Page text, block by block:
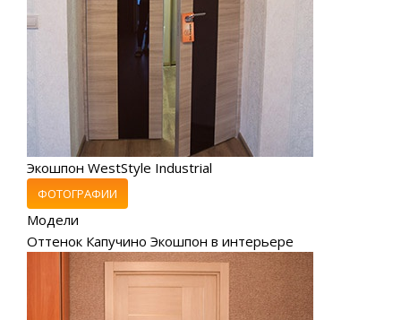
Экошпон WestStyle Industrial
ФОТОГРАФИИ
Модели
Оттенок Капучино Экошпон в интерьере